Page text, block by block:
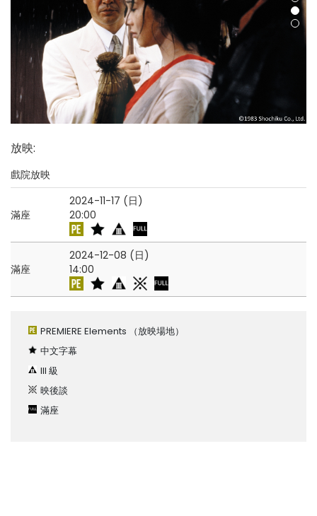
放映:
戲院放映
滿座
2024-11-17 (日)
20:00
滿座
2024-12-08 (日)
14:00
PREMIERE Elements （放映場地）
中文字幕
III 級
映後談
滿座